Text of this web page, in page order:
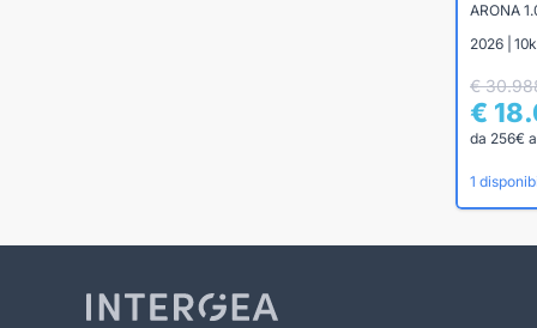
ARONA
2026 |
€
€
da 256€
1